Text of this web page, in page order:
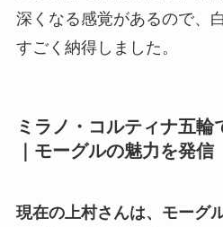
深くなる感覚があるので、
すごく納得しました。
ミラノ・コルティナ五輪
｜モーグルの魅力を発信
現在の上村さんは、モーグ